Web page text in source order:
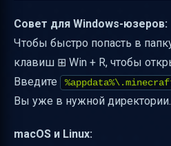
Совет для Windows-юзеров:
Чтобы быстро попасть в
клавиш ⊞ Win + R, чтобы
Введите
Вы уже в нужной директории.
macOS и Linux: